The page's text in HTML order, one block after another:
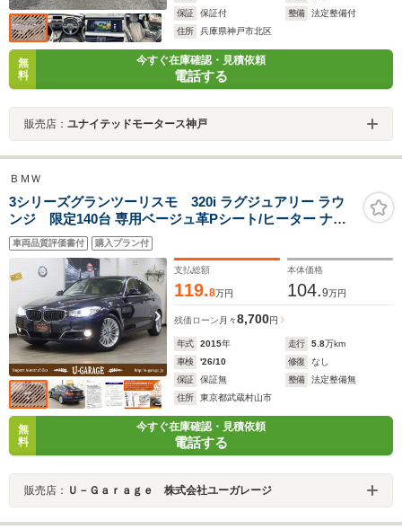
保証
保証付 整備
法定整備付
住所
兵庫県神戸市北区
無
料
今すぐ在庫確認・見積依頼
電話する
販売店： ユナイテッドモータース神戸
ＢＭＷ
3シリーズグランツーリスモ 320i ラグジュアリー ラウ
ンジ 限定140台 専用ベージュ革Pシート/ヒーター ナ
ビ/Fサイド&Topビューカメラ ヘッドアップディスプレイ
前後PDC 衝突軽減 車線逸脱 ブラインドスポット 自動追
従ACC 18AW コンフォートアクセス タッチレスPゲート
車両品質評価書付 購入プラン付
支払総額
119.8万円
本体価格
104.9万円
残価ローン 月々8,700円
年式 2015年 走行 5.8万km
車検
'26/10 修復
なし
保証
保証無 整備
法定整備無
住所
東京都武蔵村山市
無
料
今すぐ在庫確認・見積依頼
電話する
販売店： Ｕ－Ｇａｒａｇｅ 株式会社ユーガレージ